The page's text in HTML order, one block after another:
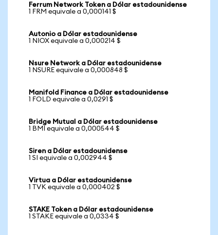
Ferrum Network Token a Dólar estadounidense
1 FRM equivale a 0,000141 $
Autonio a Dólar estadounidense
1 NIOX equivale a 0,000214 $
Nsure Network a Dólar estadounidense
1 NSURE equivale a 0,000848 $
Manifold Finance a Dólar estadounidense
1 FOLD equivale a 0,0291 $
Bridge Mutual a Dólar estadounidense
1 BMI equivale a 0,000544 $
Siren a Dólar estadounidense
1 SI equivale a 0,002944 $
Virtua a Dólar estadounidense
1 TVK equivale a 0,000402 $
STAKE Token a Dólar estadounidense
1 STAKE equivale a 0,0334 $